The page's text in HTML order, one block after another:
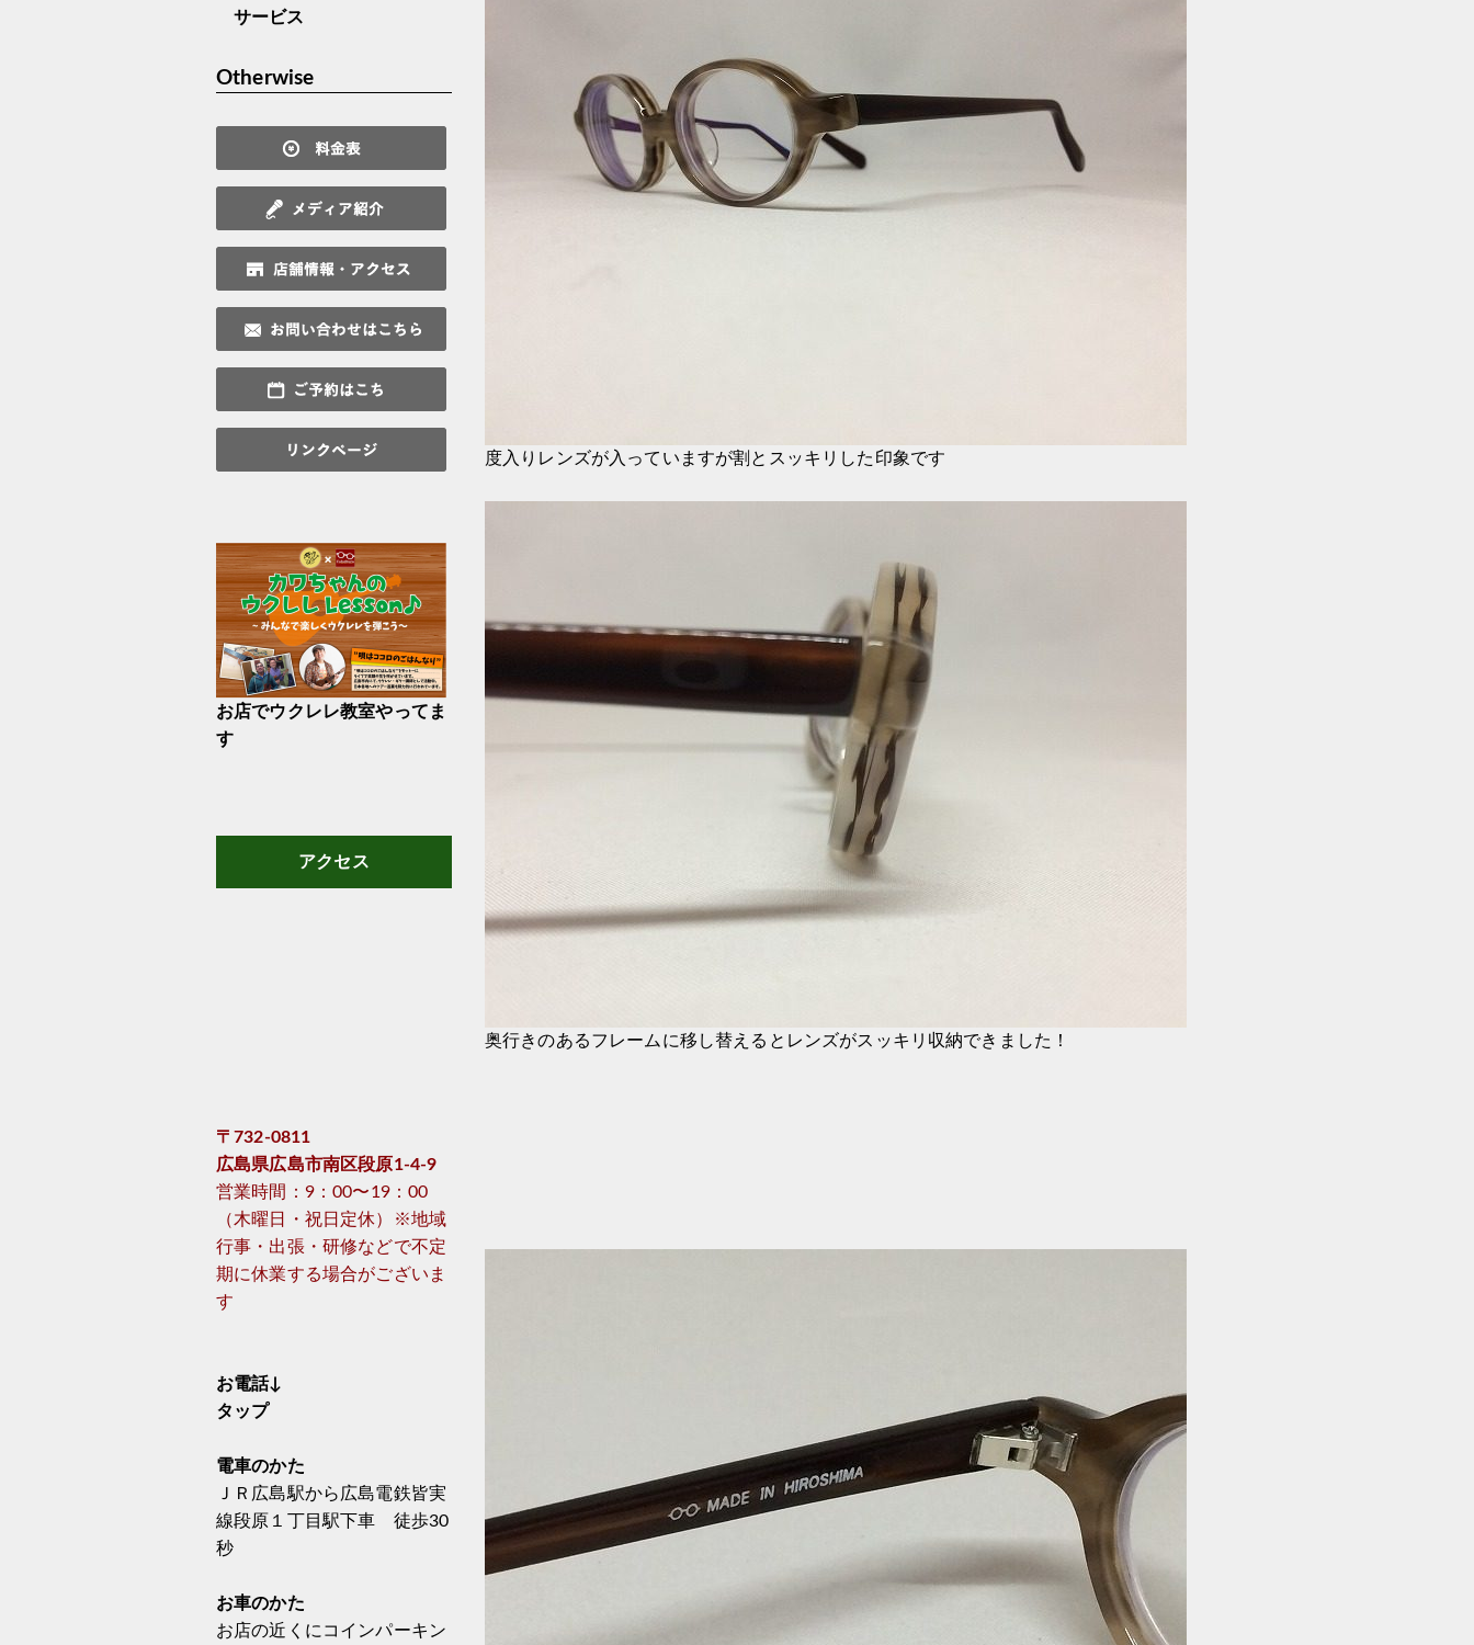
度入りレンズが入っていますが割とスッキリした印象です
奥行きのあるフレームに移し替えるとレンズがスッキリ収納できました！
サービス
Otherwise
お店でウクレレ教室やってま
す
アクセス
〒732-0811
広島県広島市南区段原1-4-9
営業時間：9：00〜19：00
（木曜日・祝日定休）※地域
行事・出張・研修などで不定
期に休業する場合がございま
す
お電話↓
タップ
電車のかた
ＪＲ広島駅から広島電鉄皆実
線段原１丁目駅下車 徒歩30
秒
お車のかた
お店の近くにコインパーキン